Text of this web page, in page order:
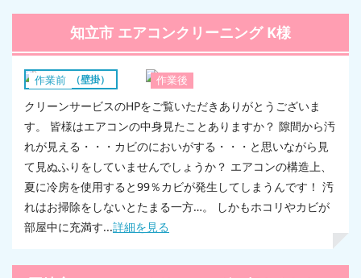
知立市 エアコンクリーニング K様
作業前 作業後
エアコン（壁掛）
クリーンサービスのHPをご覧いただきありがとうございま
す。 皆様はエアコンの中身見たことありますか？ 隙間から汚
れが見える・・・カビのにおいがする・・・と思いながら見
て見ぬふりをしていませんでしょうか？ エアコンの構造上、
夏に冷房を使用すると99％カビが発生してしまうんです！ 汚
れはお掃除をしないとたまる一方…。 しかもホコリやカビが
部屋中に充満す...詳細を見る